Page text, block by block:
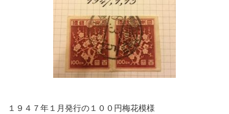
１９４７年１月発行の１００円梅花模様